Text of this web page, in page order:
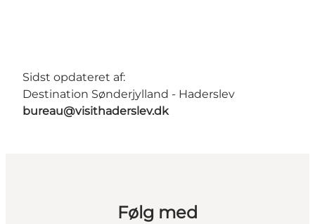
Sidst opdateret af:
Destination Sønderjylland - Haderslev
bureau@visithaderslev.dk
Følg med